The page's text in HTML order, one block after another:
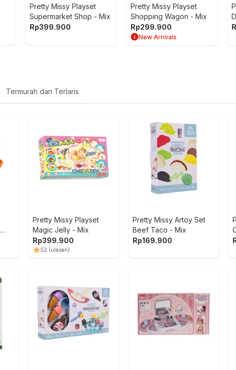
Pretty Missy Playset
Supermarket Shop - Mix
Rp399.900
Pretty Missy Playset
Shopping Wagon - Mix
Rp299.900
New Arrivals
Termurah dan Terlaris
Pretty Missy Playset
Magic Jelly - Mix
Rp399.900
52 (ulasan)
Pretty Missy Artoy Set
Beef Taco - Mix
Rp169.900